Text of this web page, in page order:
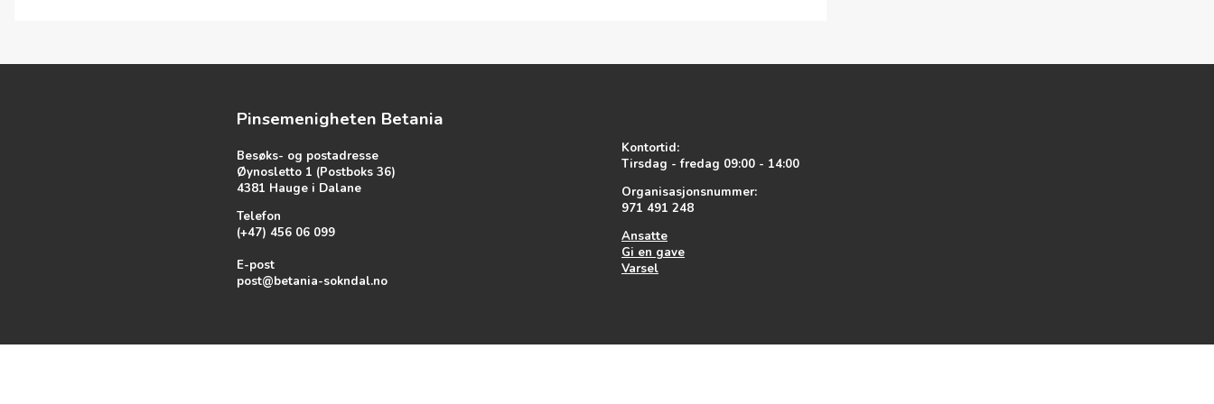
Pinsemenigheten Betania
Besøks- og postadresse
Øynosletto 1 (Postboks 36)
4381 Hauge i Dalane
Telefon
(+47) 456 06 099
E-post
post@betania-sokndal.no
Kontortid:
Tirsdag - fredag 09:00 - 14:00
Organisasjonsnummer:
971 491 248
Ansatte
Gi en gave
Varsel